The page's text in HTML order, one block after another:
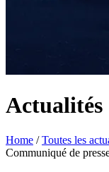
Actualités
Home / Toutes les
Communiqué de